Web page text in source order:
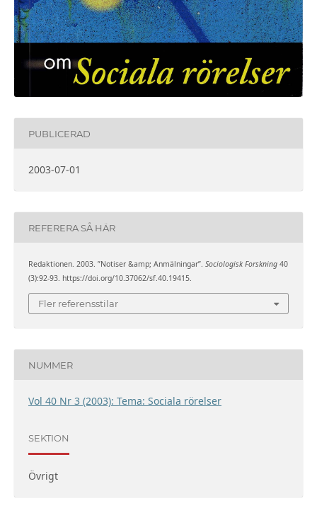
PUBLICERAD
2003-07-01
REFERERA SÅ HÄR
Redaktionen. 2003. ”Notiser &amp; Anmälningar”. Sociologisk Forskning40
(3):92-93. https://doi.org/10.37062/sf.40.19415.
Fler referensstilar
NUMMER
Vol 40 Nr 3 (2003): Tema: Sociala rörelser
SEKTION
Övrigt